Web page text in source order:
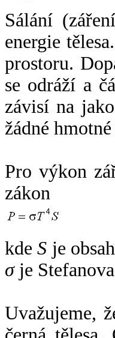
Sálání
energie
prostoru.
se odráží a
závisí na
žádné
Pro výkon
zákon
kdeS je
σje
Uvažujeme,